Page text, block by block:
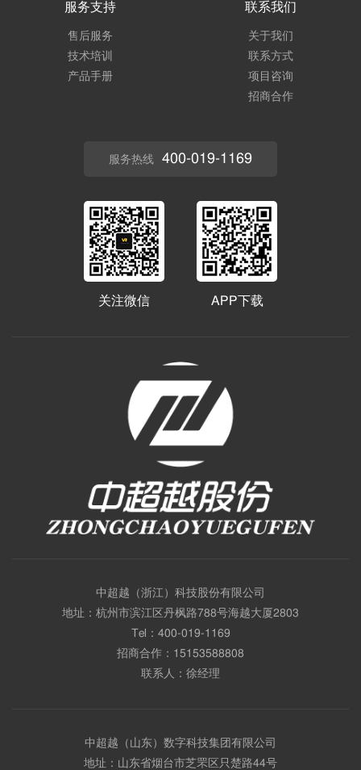
服务支持
售后服务
技术培训
产品手册
联系我们
关于我们
联系方式
项目咨询
招商合作
服务热线 400-019-1169
关注微信 APP下载
中超越（浙江）科技股份有限公司
地址：杭州市滨江区丹枫路788号海越大厦2803
Tel： 400-019-1169
招商合作： 15153588808
联系人：徐经理
中超越（山东）数字科技集团有限公司
地址：山东省烟台市芝罘区只楚路44号